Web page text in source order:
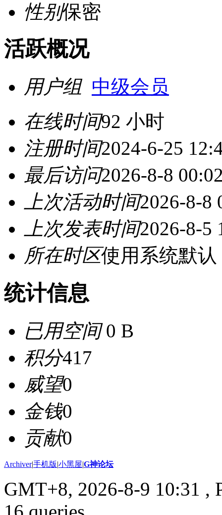
性别保密
活跃概况
用户组 中级会员
在线时间92 小时
注册时间2024-6-25
最后访问2026-8-8
上次活动时间2026-8-8
上次发表时间2026-8-5
所在时区使用系统默认
统计信息
已用空间0 B
积分417
威望0
金钱0
贡献0
Archiver|手机版|小黑屋|G神论坛
GMT+8, 2026-8-9 10:31 ,